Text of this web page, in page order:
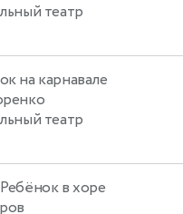
театр
на карнавале
театр
в хоре